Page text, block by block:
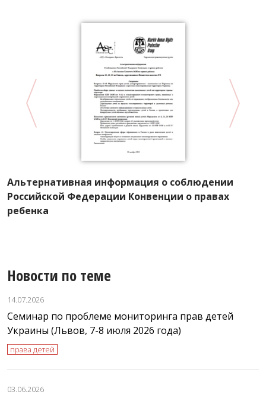
Альтернативная информация о соблюдении
Российской Федерации Конвенции о правах
ребенка
Новости по теме
14.07.2026
Семинар по проблеме мониторинга прав детей
Украины (Львов, 7-8 июля 2026 года)
права детей
03.06.2026